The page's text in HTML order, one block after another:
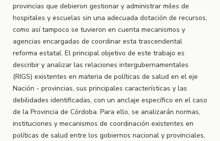
provincias que debieron gestionar y administrar miles de
hospitales y escuelas sin una adecuada dotación de recursos,
como así tampoco se tuvieron en cuenta mecanismos y
agencias encargadas de coordinar esta trascendental
reforma estatal. El principal objetivo de este trabajo es
describir y analizar las relaciones intergubernamentales
(RIGS) existentes en materia de políticas de salud en el eje
Nación - provincias, sus principales características y las
debilidades identificadas, con un anclaje específico en el caso
de la Provincia de Córdoba. Para ello, se analizarán normas,
instituciones y mecanismos de coordinación existentes en
políticas de salud entre los gobiernos nacional y provinciales,